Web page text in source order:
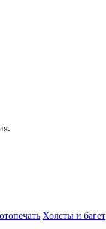
Холсты и багет